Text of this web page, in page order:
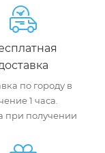
по городу в
1 часа.
при получении